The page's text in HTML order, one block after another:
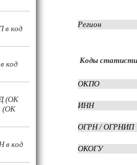
Регион
Коды
ОКПО
ИНН
ОГРН / ОГРНИП
ОКОГУ
в код
код
(ОК
(ОК
в код